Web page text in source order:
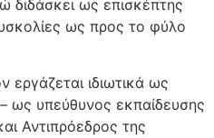
διδάσκει ως επισκέπτης
ως προς το φύλο
ιδιωτικά ως
ως υπεύθυνος εκπαίδευσης
Αντιπρόεδρος της